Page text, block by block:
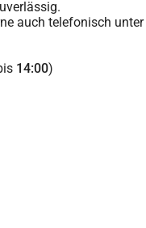
auch telefonisch unter
14:00)